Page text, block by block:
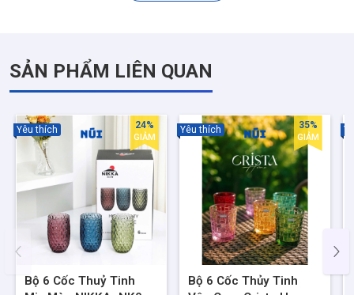
khách hàng
- Dùng trong gia đình, quán café, homestay, studio decor…
SẢN PHẨM LIÊN QUAN
Bộ 6 Cốc Thuỷ Tinh
Yêu thích 24%
GIẢM
Bộ 6 Cốc Thủy Tinh
Yêu thích 35%
GIẢM